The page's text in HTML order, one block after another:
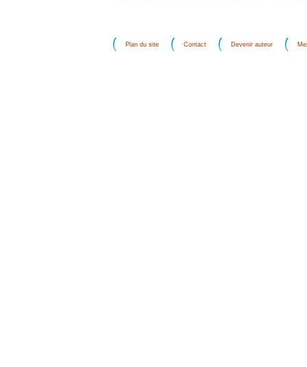
Plan du site Contact Devenir auteur